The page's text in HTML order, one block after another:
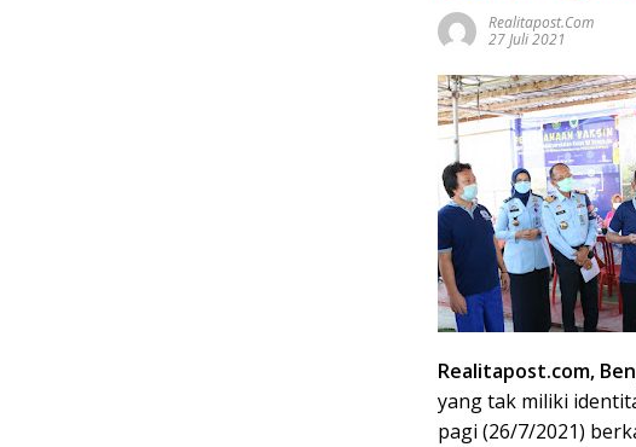
Realitapost.com
27 Juli 2021
Realitapost.com,
yang tak miliki
pagi (26/7/2021)